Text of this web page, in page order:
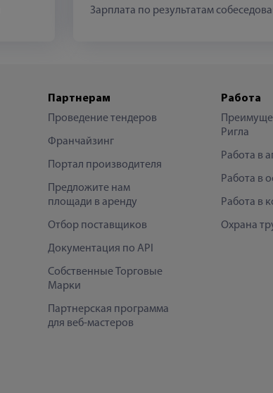
Зарплата по результатам
Партнерам
Проведение тендеров
Франчайзинг
Портал производителя
Предложите нам
площади в аренду
Отбор поставщиков
Документация по API
Собственные Торговые
Марки
Партнерская программа
для веб-мастеров
Работа
Ригла
Работа в
Работа в
Работа в
Охрана